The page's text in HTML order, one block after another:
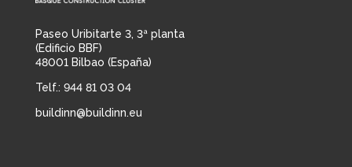
Paseo Uribitarte 3, 3ª planta
(Edificio BBF)
48001 Bilbao (España)
Telf.: 944 81 03 04
buildinn@buildinn.eu